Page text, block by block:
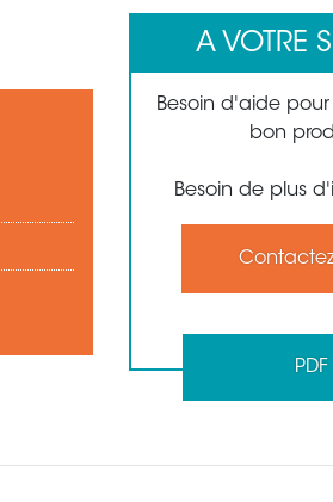
A VOTRE
Besoin d'aide
bon
Besoin de plus
PDF